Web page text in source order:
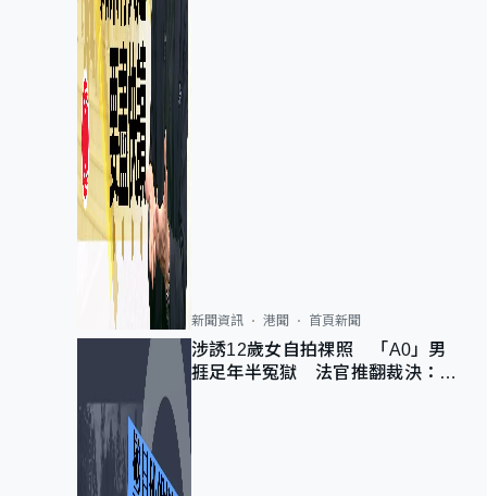
新聞資訊 港聞 首頁新聞
涉誘12歲女自拍祼照 「A0」男
捱足年半冤獄 法官推翻裁決：抄